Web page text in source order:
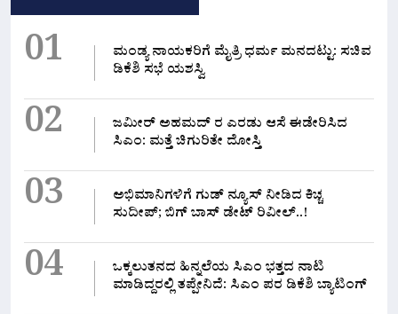
01
ಮಂಡ್ಯ ನಾಯಕರಿಗೆ ಮೈತ್ರಿ ಧರ್ಮ ಮನದಟ್ಟು: ಸಚಿವ
ಡಿಕೆಶಿ ಸಭೆ ಯಶಸ್ವಿ
02
ಜಮೀರ್ ಅಹಮದ್ ರ ಎರಡು ಆಸೆ ಈಡೇರಿಸಿದ
ಸಿಎಂ: ಮತ್ತೆ ಚಿಗುರಿತೇ ದೋಸ್ತಿ
03
ಅಭಿಮಾನಿಗಳಿಗೆ ಗುಡ್ ನ್ಯೂಸ್ ನೀಡಿದ ಕಿಚ್ಚ
ಸುದೀಪ್; ಬಿಗ್ ಬಾಸ್ ಡೇಟ್ ರಿವೀಲ್..!
04
ಒಕ್ಕಲುತನದ ಹಿನ್ನಲೆಯ ಸಿಎಂ ಭತ್ತದ ನಾಟಿ
ಮಾಡಿದ್ದರಲ್ಲಿ‌ ತಪ್ಪೇನಿದೆ: ಸಿಎಂ ಪರ ಡಿಕೆಶಿ ಬ್ಯಾಟಿಂಗ್